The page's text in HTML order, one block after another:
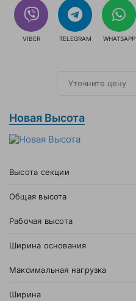
VIBER TELEGRAM WHATSAPP
Уточните цену
Новая Высота
Высота секции
Общая высота
Рабочая высота
Ширина основания
Максимальная нагрузка
Ширина